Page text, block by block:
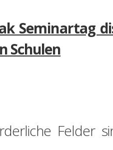
Seminartag
Schulen
Felder